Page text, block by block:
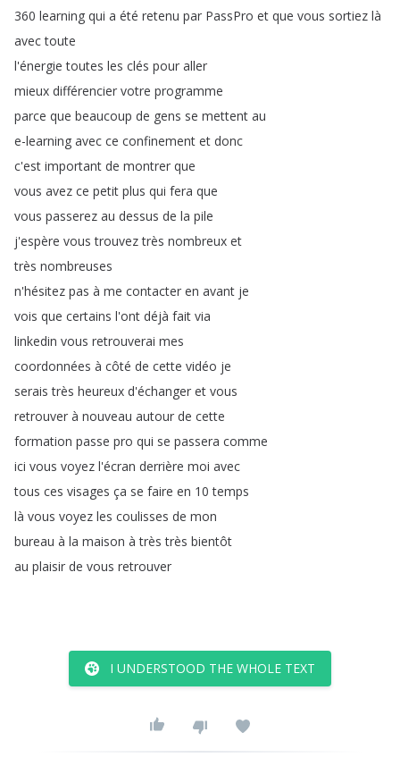
360 learning qui a été retenu par PassPro et que vous sortiez là
avec toute
l'énergie toutes les clés pour aller
mieux différencier votre programme
parce que beaucoup de gens se mettent au
e-learning avec ce confinement et donc
c'est important de montrer que
vous avez ce petit plus qui fera que
vous passerez au dessus de la pile
j'espère vous trouvez très nombreux et
très nombreuses
n'hésitez pas à me contacter en avant je
vois que certains l'ont déjà fait via
linkedin vous retrouverai mes
coordonnées à côté de cette vidéo je
serais très heureux d'échanger et vous
retrouver à nouveau autour de cette
formation passe pro qui se passera comme
ici vous voyez l'écran derrière moi avec
tous ces visages ça se faire en 10temps
là vous voyez les coulisses de mon
bureau à la maison à très très bientôt
au plaisir de vous retrouver
I UNDERSTOOD THE WHOLE TEXT